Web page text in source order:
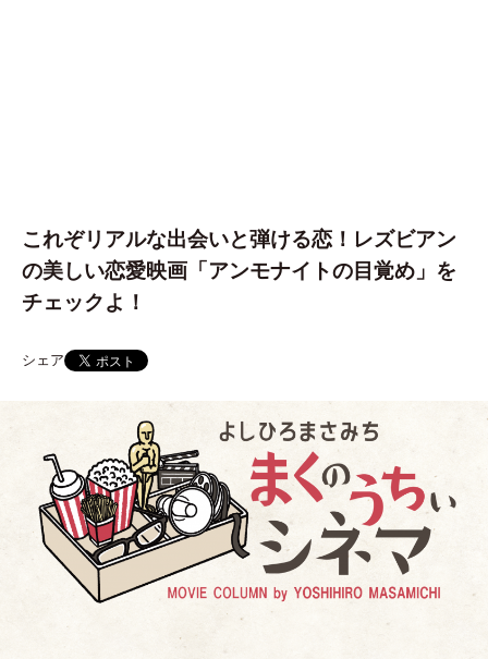
これぞリアルな出会いと弾ける恋！レズビアン
の美しい恋愛映画「アンモナイトの目覚め」を
チェックよ！
シェア